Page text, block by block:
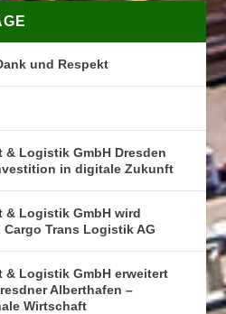
und Respekt
& Logistik GmbH Dresden
in digitale Zukunft
& Logistik GmbH wird
Trans Logistik AG
& Logistik GmbH erweitert
Alberthafen –
Wirtschaft